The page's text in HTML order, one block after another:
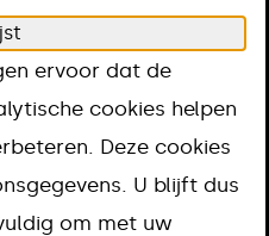
apparaten
ervoor dat de
cookies helpen
Deze cookies
U blijft dus
om met uw